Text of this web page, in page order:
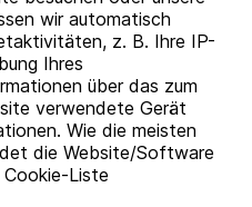
wir automatisch
z. B. Ihre IP-
Ihres
über das zum
verwendete Gerät
Wie die meisten
die Website/Software
Cookie-Liste